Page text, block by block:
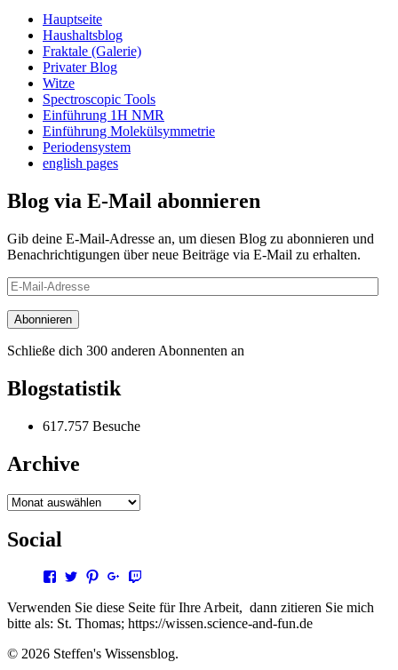
Hauptseite
Haushaltsblog
Fraktale (Galerie)
Privater Blog
Witze
Spectroscopic Tools
Einführung 1H NMR
Einführung Molekülsymmetrie
Periodensystem
english pages
Blog via E-Mail abonnieren
Gib deine E-Mail-Adresse an, um diesen Blog zu abonnieren und
Benachrichtigungen über neue Beiträge via E-Mail zu erhalten.
E-
Mail-
Adresse
Abonnieren
Schließe dich 300 anderen Abonnenten an
Blogstatistik
617.757 Besuche
Archive
Archive
Social
Profil
steffen.thomas1
auf
Facebook
anzeigen
Profil
steto123
auf
Twitter
anzeigen
Profil
steffen3669
auf
Pinterest
anzeigen
Profil
Steffen
Thomas
auf
Google+
anzeigen
steto123
auf
Twitch
anzeigen
Verwenden Sie diese Seite für Ihre Arbeit, dann zitieren Sie mich
bitte als: St. Thomas; https://wissen.science-and-fun.de
© 2026 Steffen's Wissensblog.